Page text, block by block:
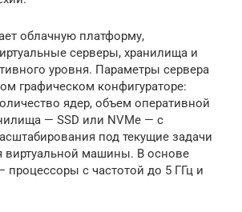
облачную платформу,
серверы, хранилища и
уровня. Параметры сервера
графическом конфигураторе:
ядер, объем оперативной
— SSD или NVMe — с
под текущие задачи
виртуальной машины. В основе
процессоры с частотой до 5 ГГц и